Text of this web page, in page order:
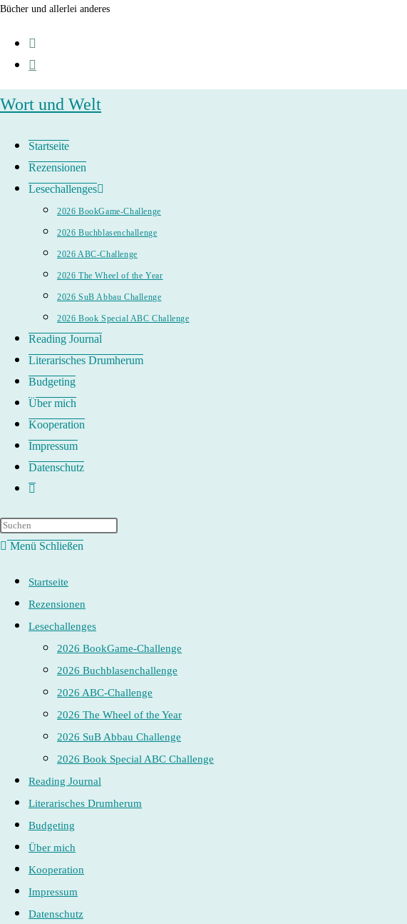
Zum
springen
Bücher und allerlei anderes
Wort und Welt
Startseite
Rezensionen
Lesechallenges
2026 BookGame-Challenge
2026 Buchblasenchallenge
2026 ABC-Challenge
2026 The Wheel of the Year
2026 SuB Abbau Challenge
2026 Book Special ABC Challenge
Reading Journal
Literarisches Drumherum
Budgeting
Über mich
Kooperation
Impressum
Datenschutz
Website-
umschalten
Menü Schließen
Startseite
Rezensionen
Lesechallenges
2026 BookGame-Challenge
2026 Buchblasenchallenge
2026 ABC-Challenge
2026 The Wheel of the Year
2026 SuB Abbau Challenge
2026 Book Special ABC Challenge
Reading Journal
Literarisches Drumherum
Budgeting
Über mich
Kooperation
Impressum
Datenschutz